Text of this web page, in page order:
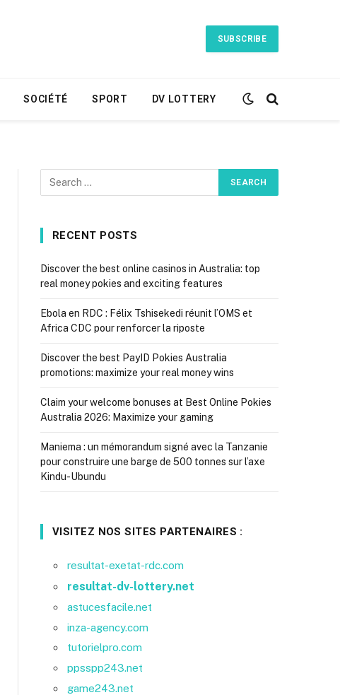
SUBSCRIBE
SOCIÉTÉ SPORT DV LOTTERY
RECENT POSTS
Discover the best online casinos in Australia: top
real money pokies and exciting features
Ebola en RDC : Félix Tshisekedi réunit l’OMS et
Africa CDC pour renforcer la riposte
Discover the best PayID Pokies Australia
promotions: maximize your real money wins
Claim your welcome bonuses at Best Online Pokies
Australia 2026: Maximize your gaming
Maniema : un mémorandum signé avec la Tanzanie
pour construire une barge de 500 tonnes sur l’axe
Kindu-Ubundu
VISITEZ NOS SITES PARTENAIRES :
resultat-exetat-rdc.com
resultat-dv-lottery.net
astucesfacile.net
inza-agency.com
tutorielpro.com
ppsspp243.net
game243.net